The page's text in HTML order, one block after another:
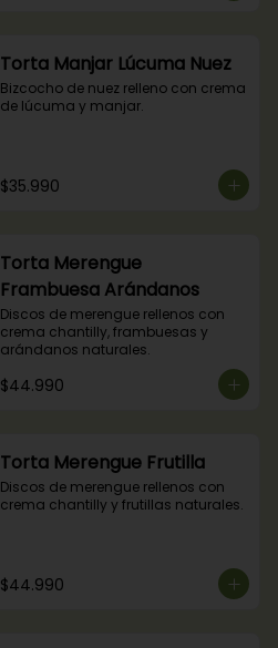
Torta Manjar Lúcuma Nuez
Bizcocho de nuez relleno con crema
de lúcuma y manjar.
$35.990
Torta Merengue
Frambuesa Arándanos
Discos de merengue rellenos con
crema chantilly, frambuesas y
arándanos naturales.
$44.990
Torta Merengue Frutilla
Discos de merengue rellenos con
crema chantilly y frutillas naturales.
$44.990